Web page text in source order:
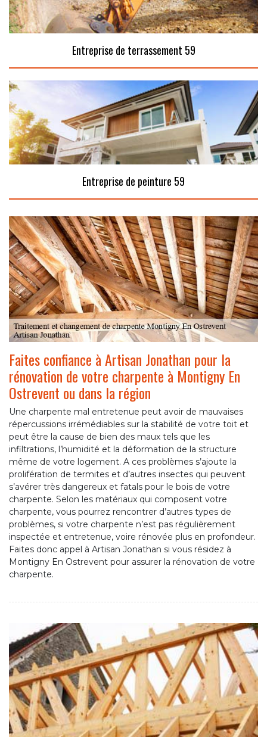
Entreprise de terrassement 59
Entreprise de peinture 59
Faites confiance à Artisan Jonathan pour la
rénovation de votre charpente à Montigny En
Ostrevent ou dans la région
Une charpente mal entretenue peut avoir de mauvaises
répercussions irrémédiables sur la stabilité de votre toit et
peut être la cause de bien des maux tels que les
infiltrations, l’humidité et la déformation de la structure
même de votre logement. A ces problèmes s’ajoute la
prolifération de termites et d’autres insectes qui peuvent
s’avérer très dangereux et fatals pour le bois de votre
charpente. Selon les matériaux qui composent votre
charpente, vous pourrez rencontrer d’autres types de
problèmes, si votre charpente n’est pas régulièrement
inspectée et entretenue, voire rénovée plus en profondeur.
Faites donc appel à Artisan Jonathan si vous résidez à
Montigny En Ostrevent pour assurer la rénovation de votre
charpente.